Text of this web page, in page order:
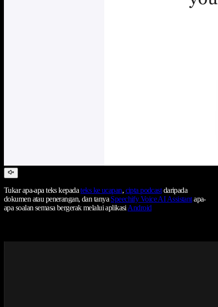
Tukar apa-apa teks kepadateks ke ucapan, cipta podcastdaripada
dokumen atau penerangan, dan tanyaSpeechify Voice AI Assistantapa-
apa soalan semasa bergerak melalui aplikasiAndroid